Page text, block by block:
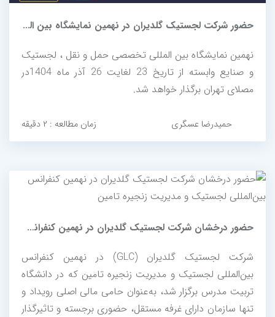
حضور شرکت لجستیک گلدیران در نهمین نمایشگاه بین المللی حمل و نقل، لجستیک...
نهمین نمایشگاه بین المللی تخصصی حمل و نقل ، لجستیک
و صنایع وابسته از تاریخ 23 لغایت 26 آذر ماه 1404در
مصلای تهران برگذار خواهد شد.
حمیدرضا عسگری زمان مطالعه : ۲ دقیقه
حضور درخشان شرکت لجستیک گلدیران در نهمین کنفرانس بین‌المللی لجستیک...
شرکت لجستیک گلدیران (GLC) در نهمین کنفرانس
بین‌المللی لجستیک و مدیریت زنجیره تامین که در دانشگاه
تربیت مدرس برگزار شد، به‌عنوان حامی مالی اصلی رویداد و
تنها سازمان دارای غرفه مستقل، حضوری برجسته و تاثیرگذار